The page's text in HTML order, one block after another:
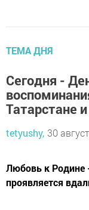
ТЕМА ДНЯ
Сегодня -
Татарстане
tetyushy, 30
Любовь к Родине
проявляется